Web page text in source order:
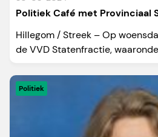
Politiek Café met Provinciaal
Hillegom / Streek – Op
de VVD Statenfractie,
Politiek